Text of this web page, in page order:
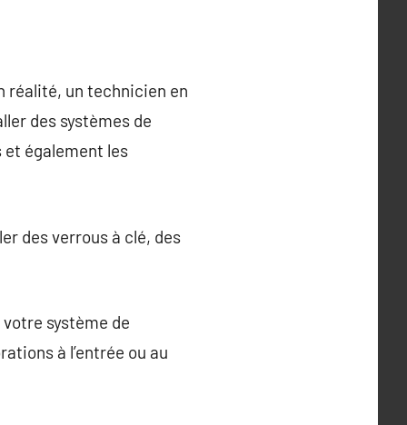
réalité, un technicien en
des systèmes de
également les
des verrous à clé, des
système de
à l’entrée ou au